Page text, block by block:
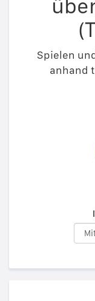
Spielen
anhand